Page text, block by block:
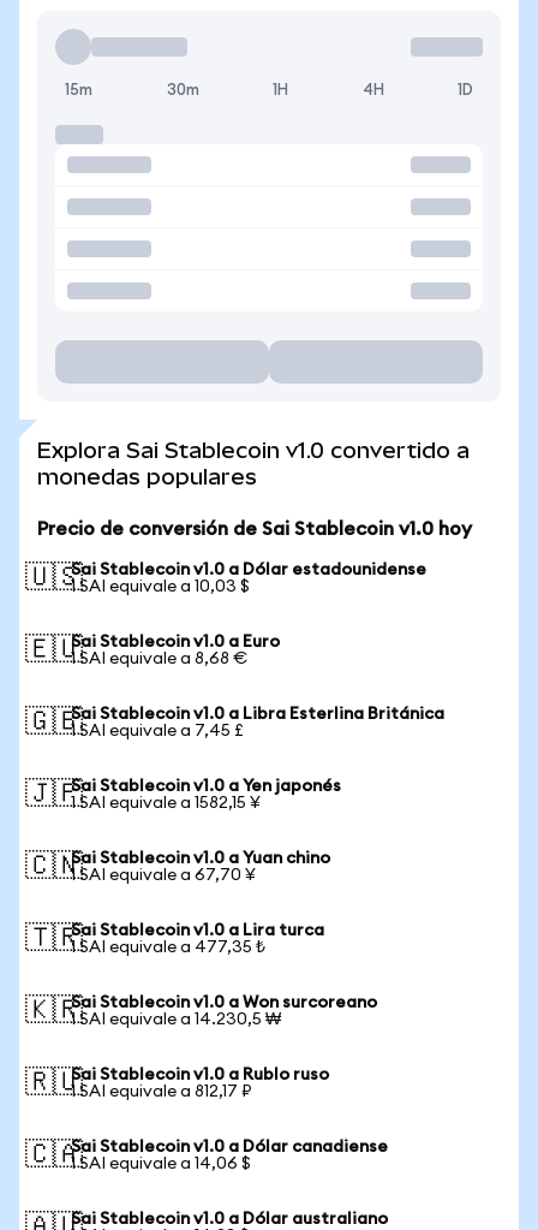
15m 30m 1H 4H 1D
Explora Sai Stablecoin v1.0 convertido a
monedas populares
Precio de conversión de Sai Stablecoin v1.0 hoy
🇺🇸Sai Stablecoin v1.0 a Dólar estadounidense
1 SAI equivale a 10,03 $
🇪🇺Sai Stablecoin v1.0 a Euro
1 SAI equivale a 8,68 €
🇬🇧Sai Stablecoin v1.0 a Libra Esterlina Británica
1 SAI equivale a 7,45 £
🇯🇵Sai Stablecoin v1.0 a Yen japonés
1 SAI equivale a 1582,15 ¥
🇨🇳Sai Stablecoin v1.0 a Yuan chino
1 SAI equivale a 67,70 ¥
🇹🇷Sai Stablecoin v1.0 a Lira turca
1 SAI equivale a 477,35 ₺
🇰🇷Sai Stablecoin v1.0 a Won surcoreano
1 SAI equivale a 14.230,5 ₩
🇷🇺Sai Stablecoin v1.0 a Rublo ruso
1 SAI equivale a 812,17 ₽
🇨🇦Sai Stablecoin v1.0 a Dólar canadiense
1 SAI equivale a 14,06 $
Sai Stablecoin v1.0 a Dólar australiano